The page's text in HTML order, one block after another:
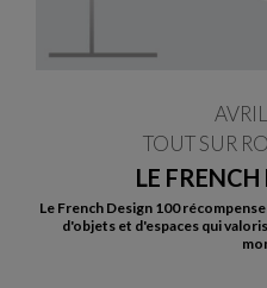
LE
TOUT SUR
Le French Design 100
d'objets et d'espaces qui